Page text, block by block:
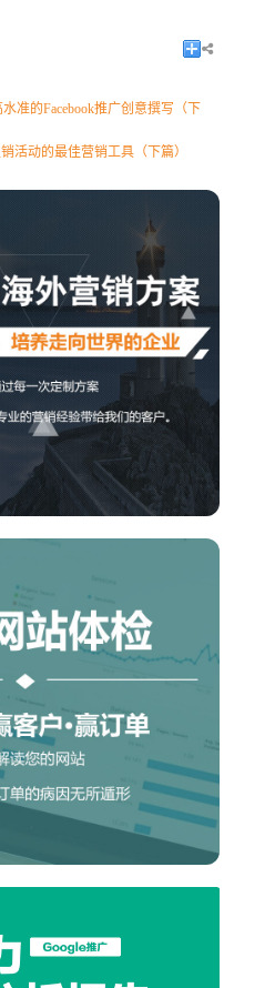
准的Facebook推广创意撰写（下
活动的最佳营销工具（下篇）